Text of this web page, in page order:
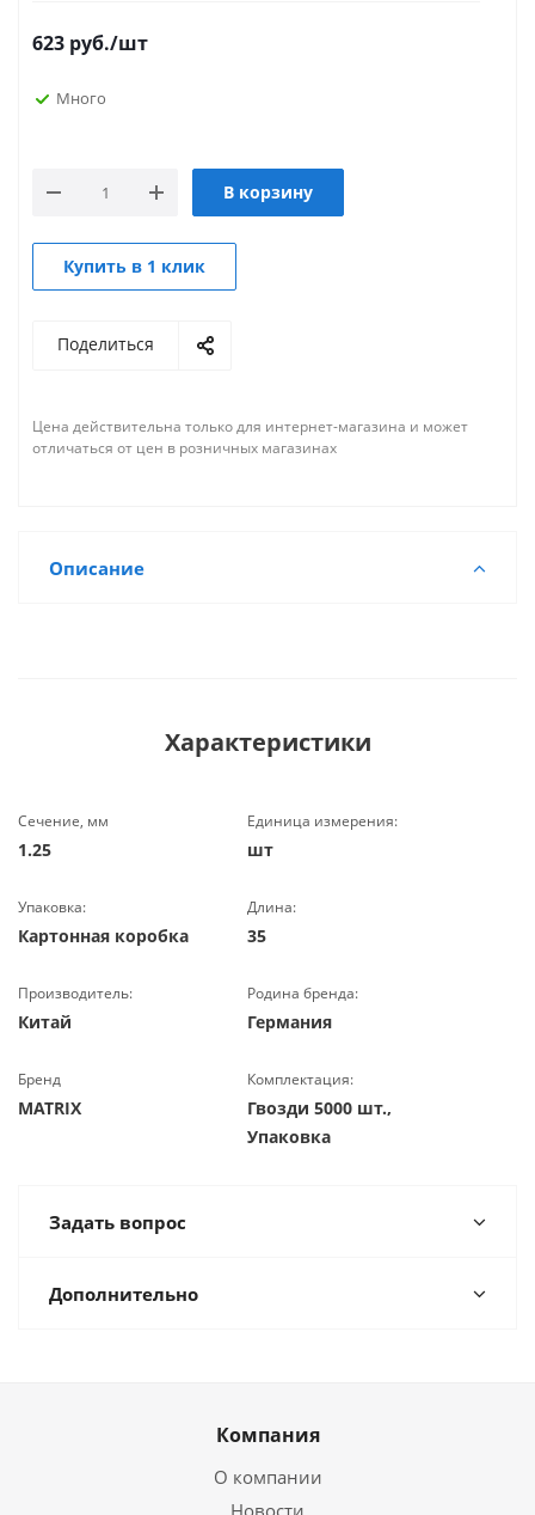
623 руб./шт
Много
В корзину
Купить в 1 клик
Поделиться
Цена действительна только для интернет-магазина и может
отличаться от цен в розничных магазинах
Описание
Характеристики
Сечение, мм
1.25
Единица измерения:
шт
Упаковка:
Картонная коробка
Длина:
35
Производитель:
Китай
Родина бренда:
Германия
Бренд
MATRIX
Комплектация:
Гвозди 5000 шт.,
Упаковка
Задать вопрос
Дополнительно
Компания
О компании
Новости